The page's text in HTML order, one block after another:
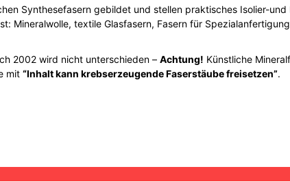
Synthesefasern gebildet und stellen praktisches Isolier-
Mineralwolle, textile Glasfasern, Fasern für
2002 wird nicht unterschieden – Achtung! Künstliche
mit “Inhalt kann krebserzeugende Faserstäube freisetzen”.